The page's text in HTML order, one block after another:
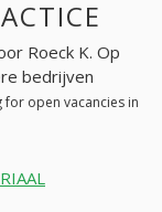
Roeck K. Op
bedrijven
open vacancies in